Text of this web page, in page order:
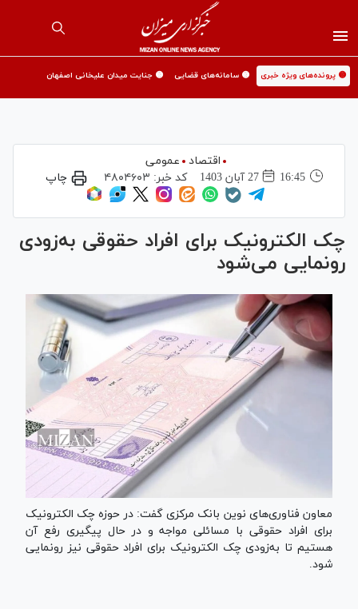
🟡 پرونده‌های ویژه خبری 🟡 سامانه‌های قضایی 🟡 جنایت میدان علیخانی اصفهان
اقتصاد
عمومی
16:45
27 آبان 1403 کد خبر: ۴۸۰۴۶۰۳ چاپ
چک الکترونیک برای افراد حقوقی به‌زودی
رونمایی می‌شود
معاون فناوری‌های نوین بانک مرکزی گفت: در حوزه چک الکترونیک
برای افراد حقوقی با مسائلی مواجه و در حال پیگیری رفع آن
هستیم تا به‌زودی چک الکترونیک برای افراد حقوقی نیز رونمایی
شود.